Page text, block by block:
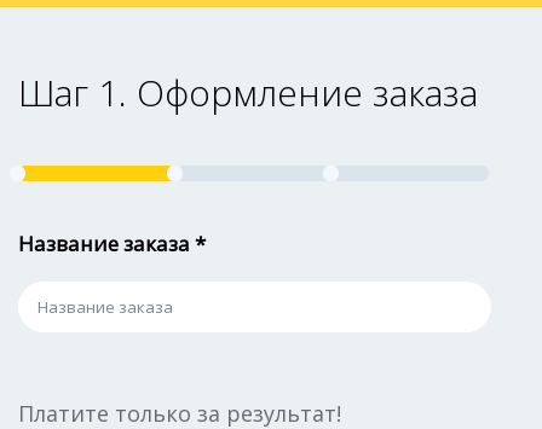
Шаг 1. Оформление заказа
Название заказа *
Платите только за результат!